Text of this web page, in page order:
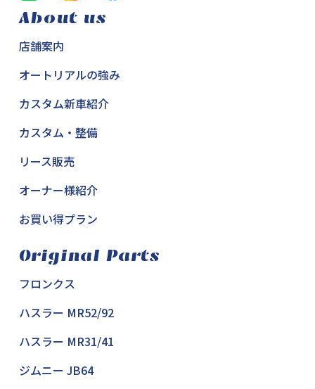
About us
店舗案内
オートリアルの強み
カスタム新車紹介
カスタム・整備
リース販売
オーナー様紹介
お買い得プラン
Original Parts
フロンクス
ハスラー MR52/92
ハスラー MR31/41
ジムニー JB64